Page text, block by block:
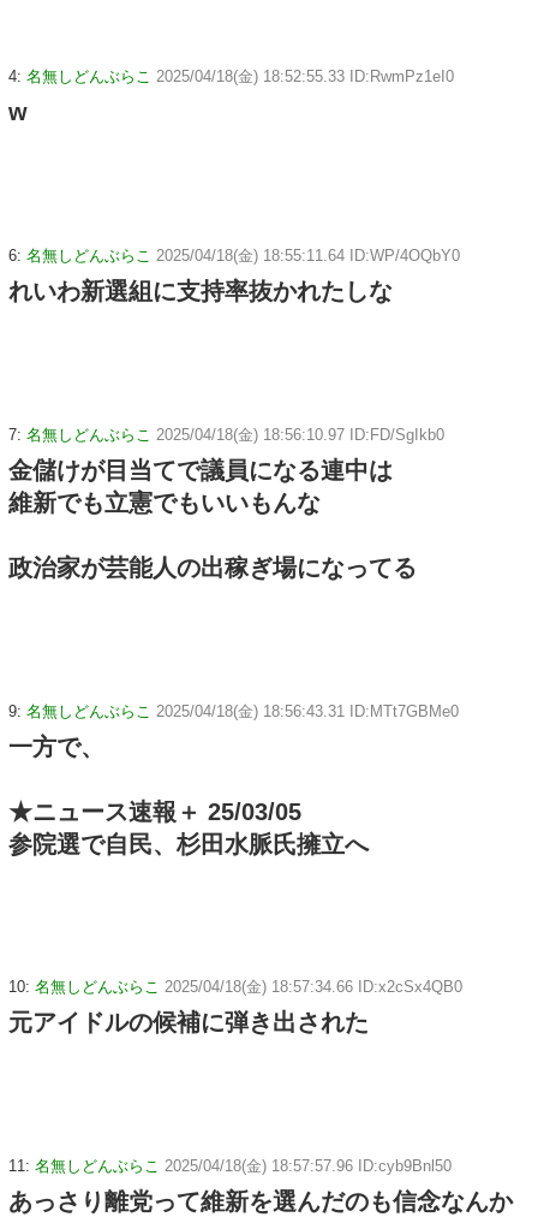
4: 名無しどんぶらこ 2025/04/18(金) 18:52:55.33 ID:RwmPz1eI0
w
6: 名無しどんぶらこ 2025/04/18(金) 18:55:11.64 ID:WP/4OQbY0
れいわ新選組に支持率抜かれたしな
7: 名無しどんぶらこ 2025/04/18(金) 18:56:10.97 ID:FD/SgIkb0
金儲けが目当てで議員になる連中は
維新でも立憲でもいいもんな
政治家が芸能人の出稼ぎ場になってる
9: 名無しどんぶらこ 2025/04/18(金) 18:56:43.31 ID:MTt7GBMe0
一方で、
★ニュース速報＋ 25/03/05
参院選で自民、杉田水脈氏擁立へ
10: 名無しどんぶらこ 2025/04/18(金) 18:57:34.66 ID:x2cSx4QB0
元アイドルの候補に弾き出された
11: 名無しどんぶらこ 2025/04/18(金) 18:57:57.96 ID:cyb9Bnl50
あっさり離党って維新を選んだのも信念なんか